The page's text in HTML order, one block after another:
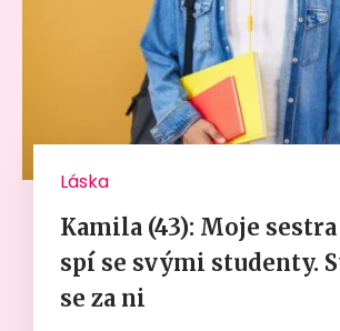
Láska
Kamila (43): Moje
spí se svými studenty.
se za ni